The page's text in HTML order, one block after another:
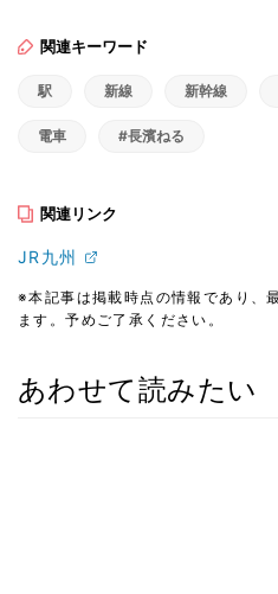
関連キーワード
駅 新線 新幹線
電車 #長濱ねる
関連リンク
JR九州
※本記事は掲載時点の情報であり、
ます。予めご了承ください。
あわせて読みたい